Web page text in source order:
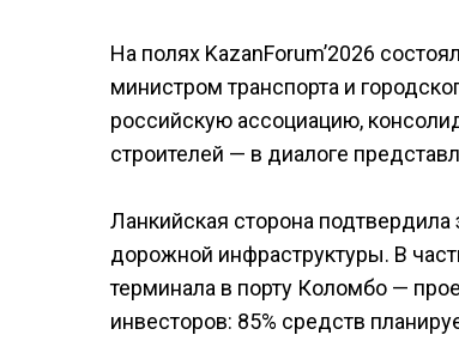
На полях KazanForum’2026
министром транспорта и
российскую ассоциацию,
строителей — в диалоге
Ланкийская сторона подтвердила
дорожной инфраструктуры. В
терминала в порту Коломбо —
инвесторов: 85% средств